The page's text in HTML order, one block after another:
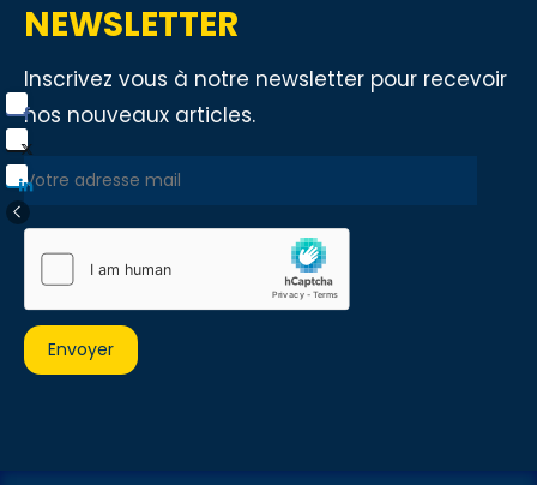
NEWSLETTER
Inscrivez vous à notre newsletter pour recevoir
nos nouveaux articles.